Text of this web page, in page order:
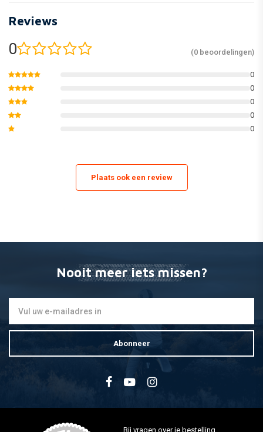
Reviews
0 (0 beoordelingen)
0
0
0
0
0
Plaats ook een review
Nooit meer iets missen?
Abonneer
Bij vragen over je bestelling,